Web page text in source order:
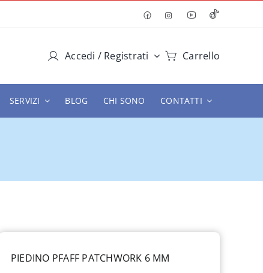
Accedi / Registrati Carrello
SERVIZI BLOG CHI SONO CONTATTI
PIEDINO PFAFF PATCHWORK 6 MM